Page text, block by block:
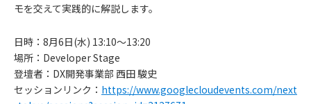
モを交えて実践的に解説します。
日時：8⽉6⽇(水) 13:10〜13:20
場所：Developer Stage
登壇者：DX開発事業部 西田 駿史
セッションリンク： https://www.googlecloudevents.com/next